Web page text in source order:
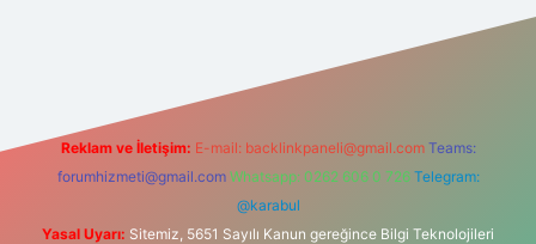
Reklam ve İletişim: E-mail: backlinkpaneli@gmail.com Teams:
forumhizmeti@gmail.com Whatsapp: 0262 606 0 726 Telegram:
@karabul
Yasal Uyarı: Sitemiz, 5651 Sayılı Kanun gereğince Bilgi Teknolojileri